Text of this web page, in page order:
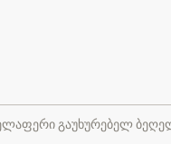
გაუხურებელ